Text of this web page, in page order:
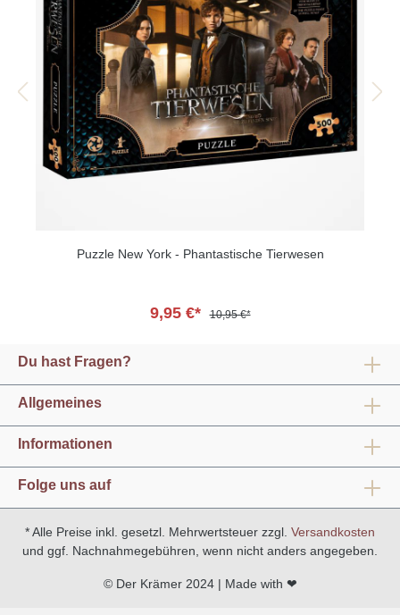
Puzzle New York - Phantastische Tierwesen
9,95 €* 10,95 €*
Du hast Fragen?
Allgemeines
Informationen
Folge uns auf
* Alle Preise inkl. gesetzl. Mehrwertsteuer zzgl. Versandkosten
und ggf. Nachnahmegebühren, wenn nicht anders angegeben.
© Der Krämer 2024 | Made with ❤